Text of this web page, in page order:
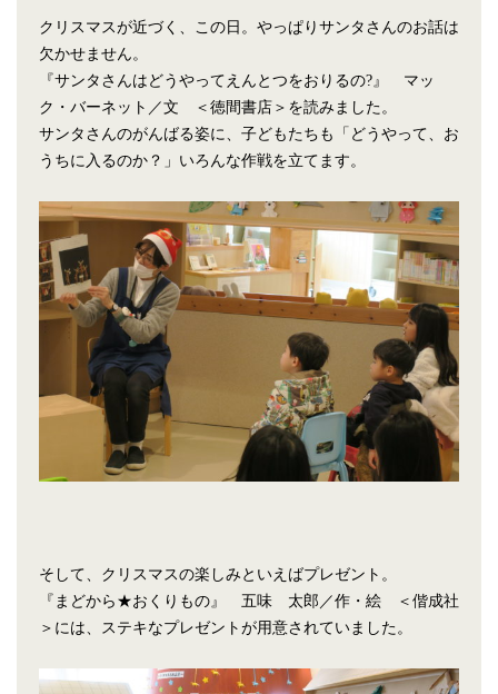
クリスマスが近づく、この日。やっぱりサンタさんのお話は
欠かせません。
『サンタさんはどうやってえんとつをおりるの?』 マッ
ク・バーネット／文 ＜徳間書店＞を読みました。
サンタさんのがんばる姿に、子どもたちも「どうやって、お
うちに入るのか？」いろんな作戦を立てます。
そして、クリスマスの楽しみといえばプレゼント。
『まどから★おくりもの』 五味 太郎／作・絵 ＜偕成社
＞には、ステキなプレゼントが用意されていました。